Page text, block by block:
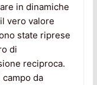
in dinamiche
vero valore
state riprese
di
reciproca.
da